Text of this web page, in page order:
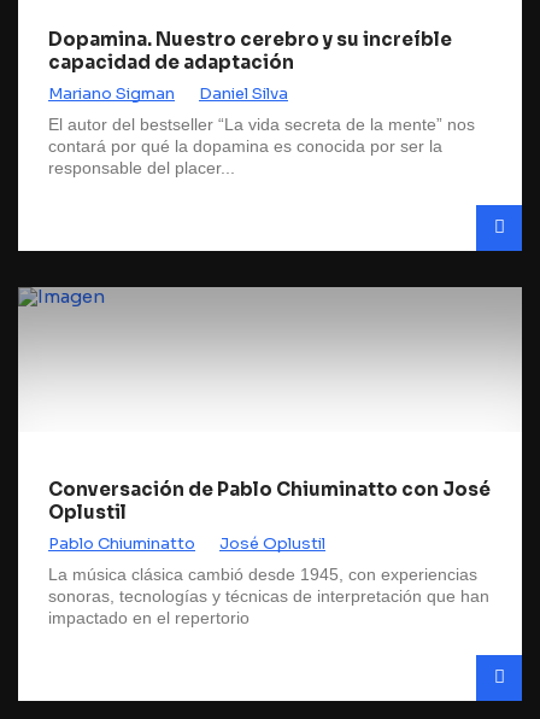
Dopamina. Nuestro cerebro y su increíble
capacidad de adaptación
Mariano Sigman Daniel Silva
El autor del bestseller “La vida secreta de la mente” nos
contará por qué la dopamina es conocida por ser la
responsable del placer...
Conversación de Pablo Chiuminatto con José
Oplustil
Pablo Chiuminatto José Oplustil
La música clásica cambió desde 1945, con experiencias
sonoras, tecnologías y técnicas de interpretación que han
impactado en el repertorio